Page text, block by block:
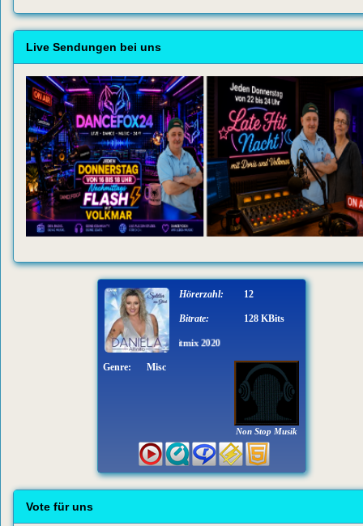
Live Sendungen bei uns
Non Stop Musik
Daniela Alfinito - Hitmix 2020
Hörerzahl: 12
Bitrate: 128 KBits
Genre: Misc
Vote für uns